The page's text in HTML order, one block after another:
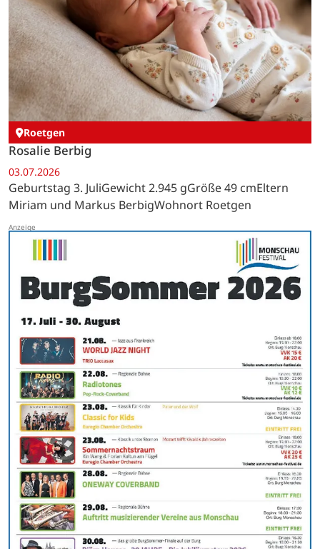
Roetgen
Rosalie Berbig
03.07.2026
Geburtstag 3. JuliGewicht 2.945 gGröße 49 cmEltern
Miriam und Markus BerbigWohnort Roetgen